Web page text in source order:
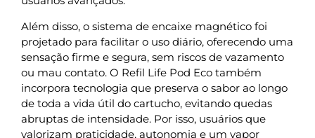
Além disso, o sistema de encaixe magnético foi
projetado para facilitar o uso diário, oferecendo uma
sensação firme e segura, sem riscos de vazamento
ou mau contato. O Refil Life Pod Eco também
incorpora tecnologia que preserva o sabor ao longo
de toda a vida útil do cartucho, evitando quedas
abruptas de intensidade. Por isso, usuários que
valorizam praticidade, autonomia e um vapor